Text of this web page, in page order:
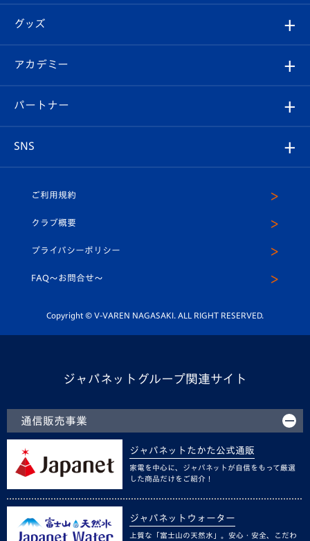
チケット
イベント
メディア
ホームタウン
スタッフプロフィール
マスコット紹介
平和祈念活動
ホームタウン活動
はじめての観戦ガイド
Revive Team
ヴィヴィくんの長崎おもてなしガイド
フォトギャラリー
スタジアムグルメ
チケット
V-LOVERS（ファンクラブ）
プレイヤーズスイート
グッズ
オンラインショップ
店舗情報
アカデミー
育成からのお知らせ
U-18
スクール
パートナー
SNS
ヴィヴィくんインスタグラム
公式LINE＠
ご利用規約
クラブ概要
プライバシーポリシー
FAQ〜お問合せ〜
Copyright © V-VAREN NAGASAKI. ALL RIGHT RESERVED.
ジャパネットグループ関連サイト
通信販売事業
ジャパネットたかた公式通販
家電を中心に、ジャパネットが自信をもって厳選
した商品だけをご紹介！
ジャパネットウォーター
上質な「富士山の天然水」。安心・安全、こだわ